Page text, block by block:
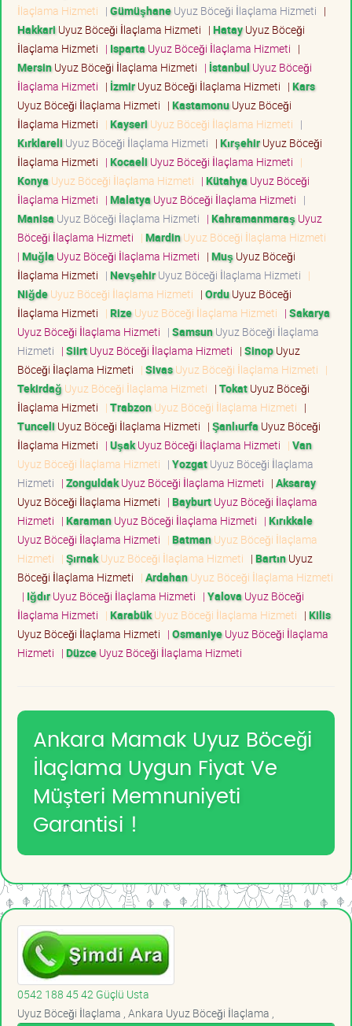
İlaçlama Hizmeti | GümüşhaneUyuz Böceği İlaçlama Hizmeti |
Hakkari Uyuz Böceği İlaçlama Hizmeti | HatayUyuz Böceği
İlaçlama Hizmeti | Isparta Uyuz Böceği İlaçlama Hizmeti |
MersinUyuz Böceği İlaçlama Hizmeti | İstanbul Uyuz Böceği
İlaçlama Hizmeti | İzmirUyuz Böceği İlaçlama Hizmeti | Kars
Uyuz Böceği İlaçlama Hizmeti | KastamonuUyuz Böceği
İlaçlama Hizmeti | Kayseri Uyuz Böceği İlaçlama Hizmeti |
Kırklareli Uyuz Böceği İlaçlama Hizmeti | KırşehirUyuz Böceği
İlaçlama Hizmeti | Kocaeli Uyuz Böceği İlaçlama Hizmeti |
Konya Uyuz Böceği İlaçlama Hizmeti | Kütahya Uyuz Böceği
İlaçlama Hizmeti | Malatya Uyuz Böceği İlaçlama Hizmeti |
Manisa Uyuz Böceği İlaçlama Hizmeti | Kahramanmaraş Uyuz
Böceği İlaçlama Hizmeti | MardinUyuz Böceği İlaçlama Hizmeti
| Muğla Uyuz Böceği İlaçlama Hizmeti | Muş Uyuz Böceği
İlaçlama Hizmeti | NevşehirUyuz Böceği İlaçlama Hizmeti |
NiğdeUyuz Böceği İlaçlama Hizmeti | OrduUyuz Böceği
İlaçlama Hizmeti | RizeUyuz Böceği İlaçlama Hizmeti | Sakarya
Uyuz Böceği İlaçlama Hizmeti | SamsunUyuz Böceği İlaçlama
Hizmeti | SiirtUyuz Böceği İlaçlama Hizmeti | SinopUyuz
Böceği İlaçlama Hizmeti | SivasUyuz Böceği İlaçlama Hizmeti |
Tekirdağ Uyuz Böceği İlaçlama Hizmeti | TokatUyuz Böceği
İlaçlama Hizmeti | TrabzonUyuz Böceği İlaçlama Hizmeti |
Tunceli Uyuz Böceği İlaçlama Hizmeti | Şanlıurfa Uyuz Böceği
İlaçlama Hizmeti | UşakUyuz Böceği İlaçlama Hizmeti | Van
Uyuz Böceği İlaçlama Hizmeti | YozgatUyuz Böceği İlaçlama
Hizmeti | ZonguldakUyuz Böceği İlaçlama Hizmeti | Aksaray
Uyuz Böceği İlaçlama Hizmeti | BayburtUyuz Böceği İlaçlama
Hizmeti | KaramanUyuz Böceği İlaçlama Hizmeti | Kırıkkale
Uyuz Böceği İlaçlama Hizmeti | BatmanUyuz Böceği İlaçlama
Hizmeti | ŞırnakUyuz Böceği İlaçlama Hizmeti | BartınUyuz
Böceği İlaçlama Hizmeti | ArdahanUyuz Böceği İlaçlama Hizmeti
| IğdırUyuz Böceği İlaçlama Hizmeti | Yalova Uyuz Böceği
İlaçlama Hizmeti | KarabükUyuz Böceği İlaçlama Hizmeti | Kilis
Uyuz Böceği İlaçlama Hizmeti | OsmaniyeUyuz Böceği İlaçlama
Hizmeti | DüzceUyuz Böceği İlaçlama Hizmeti
Ankara Mamak Uyuz Böceği
İlaçlama Uygun Fiyat Ve
Müşteri Memnuniyeti
Garantisi !
0542 188 45 42 Güçlü Usta
Uyuz Böceği İlaçlama , Ankara Uyuz Böceği İlaçlama ,